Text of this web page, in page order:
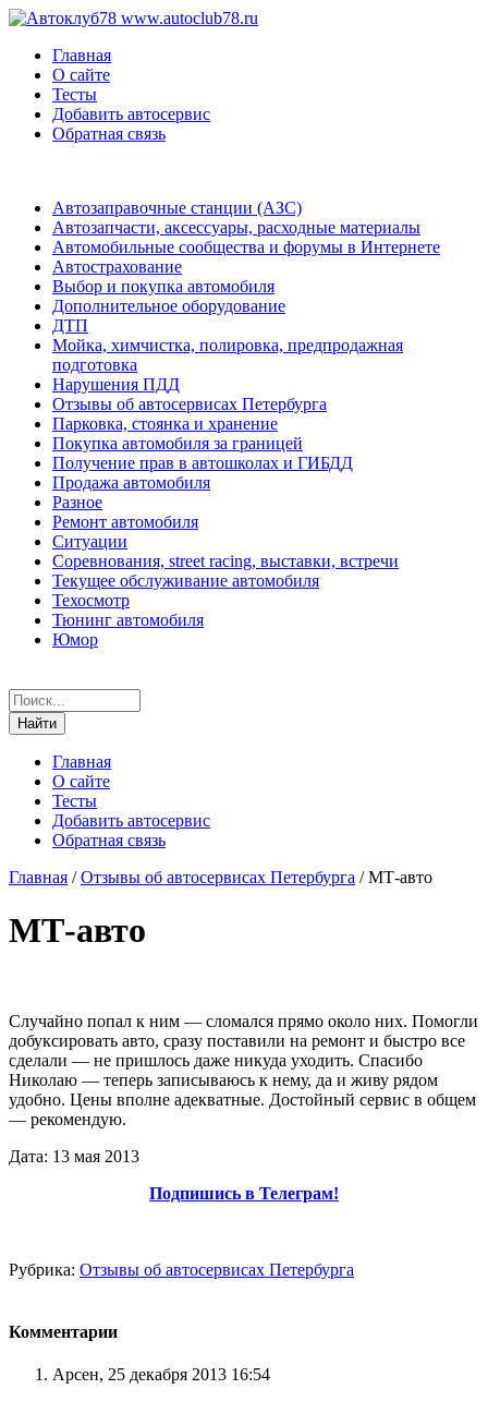
www.autoclub78.ru
Главная
О сайте
Тесты
Добавить автосервис
Обратная связь
Автозаправочные станции (АЗС)
Автозапчасти, аксессуары, расходные материалы
Автомобильные сообщества и форумы в Интернете
Автострахование
Выбор и покупка автомобиля
Дополнительное оборудование
ДТП
Мойка, химчистка, полировка, предпродажная
подготовка
Нарушения ПДД
Отзывы об автосервисах Петербурга
Парковка, стоянка и хранение
Покупка автомобиля за границей
Получение прав в автошколах и ГИБДД
Продажа автомобиля
Разное
Ремонт автомобиля
Ситуации
Соревнования, street racing, выставки, встречи
Текущее обслуживание автомобиля
Техосмотр
Тюнинг автомобиля
Юмор
Главная
О сайте
Тесты
Добавить автосервис
Обратная связь
Главная /Отзывы об автосервисах Петербурга /МТ-авто
МТ-авто
Случайно попал к ним — сломался прямо около них. Помогли
добуксировать авто, сразу поставили на ремонт и быстро все
сделали — не пришлось даже никуда уходить. Спасибо
Николаю — теперь записываюсь к нему, да и живу рядом
удобно. Цены вполне адекватные. Достойный сервис в общем
— рекомендую.
Дата: 13 мая 2013
Подпишись в Телеграм!
Рубрика: Отзывы об автосервисах Петербурга
Комментарии
Арсен, 25 декабря 2013 16:54